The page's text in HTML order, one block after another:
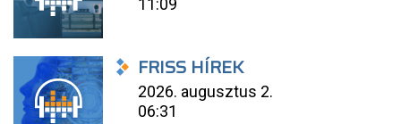
11:09
FRISS HÍREK
2026. augusztus 2.
06:31